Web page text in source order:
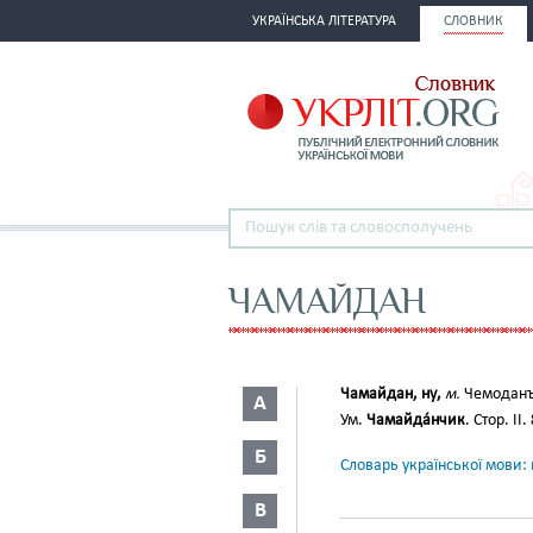
УКРАЇНСЬКА ЛІТЕРАТУРА СЛОВНИК
ЧАМАЙДАН
А
Б
В
Чамайдан, ну, м.
Ум. Чамайда́нчик. Стор. II.
Словарь української